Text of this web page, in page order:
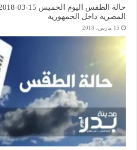
المصرية داخل الجمهورية
15 مارس، 2018